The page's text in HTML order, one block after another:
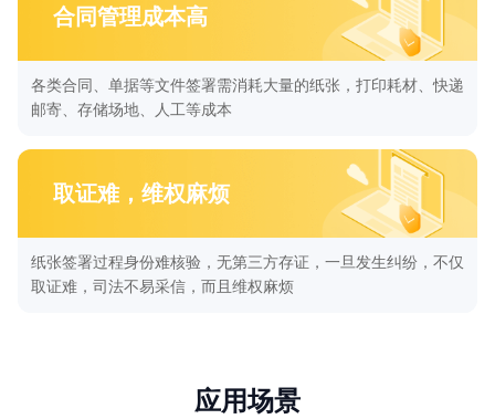
合同管理成本高
各类合同、单据等文件签署需消耗大量的纸张，打印耗材、快递
邮寄、存储场地、人工等成本
取证难，维权麻烦
纸张签署过程身份难核验，无第三方存证，一旦发生纠纷，不仅
取证难，司法不易采信，而且维权麻烦
应用场景